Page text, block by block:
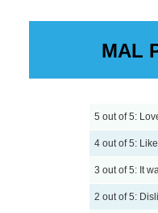
MAL
5 out of 5:
4 out of 5:
3 out of 5: It
2 out of 5: